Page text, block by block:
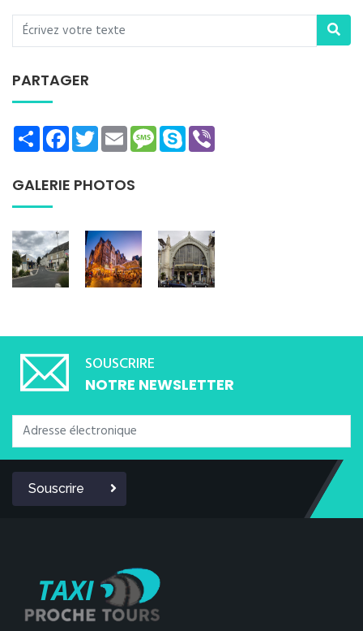
PARTAGER
ShareFacebookTwitterEmailMessage
Skype
GALERIE PHOTOS
SOUSCRIRE
NOTRE NEWSLETTER
Souscrire